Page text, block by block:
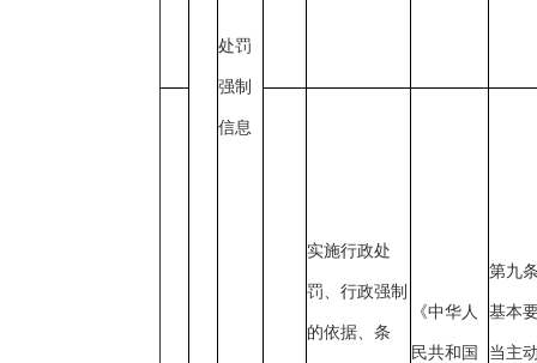
处罚
强制
信息
实施行政处
罚、行政强制
的依据、条
《中华人
民共和国
第九
基本
当主